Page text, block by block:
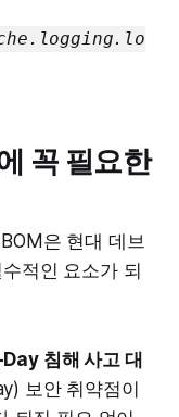
꼭 필요한
은 현대 데브
적인 요소가 되
침해 사고 대
보안 취약점이